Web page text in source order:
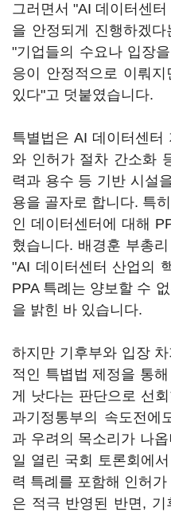
그러면서 "AI 데이터센
을 안정되게 진행하겠
"기업들의 수요나 입장
응이 안정적으로 이뤄
있다"고 덧붙였습니다.
특별법은 AI 데이터센
와 인허가 절차 간소화
력과 용수 등 기반 시설
용을 골자로 합니다. 특
인 데이터센터에 대해
혔습니다. 배경훈 부총
"AI 데이터센터 산업의
PPA 특례는 양보할 수
을 밝힌 바 있습니다.
하지만 기후부와 입장
적인 특볍법 제정을 통
게 낫다는 판단으로 선
과기정통부의 속도전
과 우려의 목소리가 나
일 열린 국회 토론회에
력 특례를 포함해 인허
은 적극 반영된 반면,